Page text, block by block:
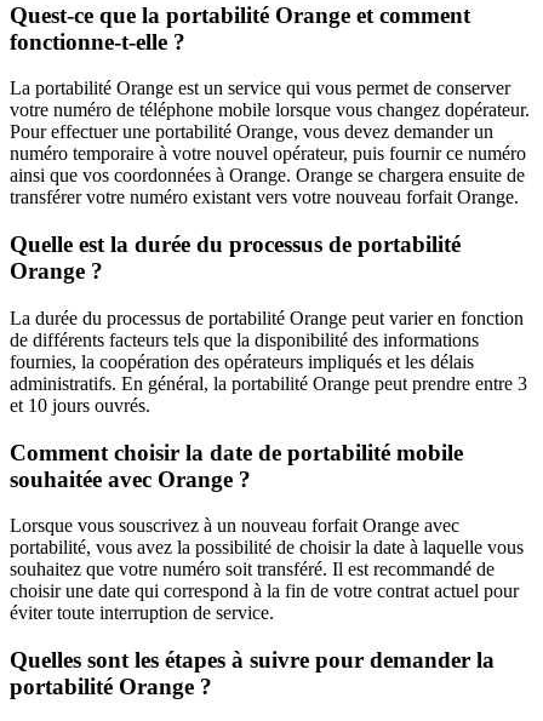
Quest-ce que la portabilité Orange et comment
fonctionne-t-elle ?
La portabilité Orange est un service qui vous permet de conserver
votre numéro de téléphone mobile lorsque vous changez dopérateur.
Pour effectuer une portabilité Orange, vous devez demander un
numéro temporaire à votre nouvel opérateur, puis fournir ce numéro
ainsi que vos coordonnées à Orange. Orange se chargera ensuite de
transférer votre numéro existant vers votre nouveau forfait Orange.
Quelle est la durée du processus de portabilité
Orange ?
La durée du processus de portabilité Orange peut varier en fonction
de différents facteurs tels que la disponibilité des informations
fournies, la coopération des opérateurs impliqués et les délais
administratifs. En général, la portabilité Orange peut prendre entre 3
et 10 jours ouvrés.
Comment choisir la date de portabilité mobile
souhaitée avec Orange ?
Lorsque vous souscrivez à un nouveau forfait Orange avec
portabilité, vous avez la possibilité de choisir la date à laquelle vous
souhaitez que votre numéro soit transféré. Il est recommandé de
choisir une date qui correspond à la fin de votre contrat actuel pour
éviter toute interruption de service.
Quelles sont les étapes à suivre pour demander la
portabilité Orange ?